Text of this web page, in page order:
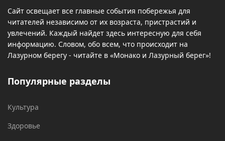
Сайт освещает все главные события побережья для
читателей независимо от их возраста, пристрастий и
увлечений. Каждый найдет здесь интересную для себя
информацию. Словом, обо всем, что происходит на
Лазурном берегу - читайте в «Монако и Лазурный берег»!
Популярные разделы
Культура
Здоровье